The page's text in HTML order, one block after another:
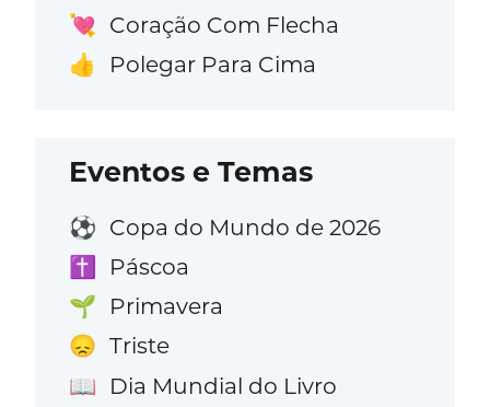
💘 Coração Com Flecha
👍 Polegar Para Cima
Eventos e Temas
⚽ Copa do Mundo de 2026
✝️ Páscoa
🌱 Primavera
😞 Triste
📖 Dia Mundial do Livro